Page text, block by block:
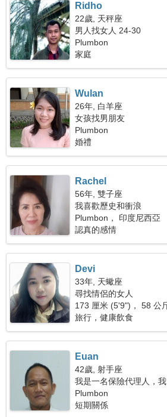
Ridho
22歲, 天秤座
男人找女人 24-30
Plumbon
家庭
Wulan
26年, 白羊座
女孩找男朋友
Plumbon
婚禮
Rachel
56年, 雙子座
我喜歡歷史和衝浪
Plumbon， 印度尼西亞
認真的感情
Devi
33年, 天蠍座
尋找情侶的女人
173 厘米 (5'9")， 58 公
旅行，健康飲食
Euan
42歲, 射手座
我是一名保險代理人，
Plumbon
短期關係